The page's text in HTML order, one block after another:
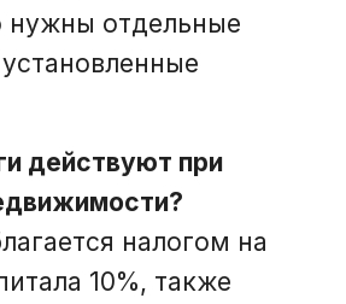
нужны отдельные
действуют при
налогом на
10%, также